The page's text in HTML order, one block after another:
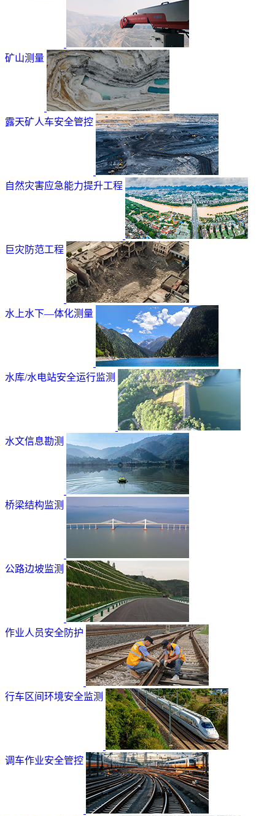
矿山测量
露天矿人车安全管控
自然灾害应急能力提升工程
巨灾防范工程
水上水下—体化测量
水库/水电站安全运行监测
水文信息勘测
桥梁结构监测
公路边坡监测
作业人员安全防护
行车区间环境安全监测
调车作业安全管控